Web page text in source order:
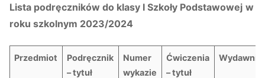
Lista podręczników do klasy I Szkoły Podstawowej w
roku szkolnym 2023/2024
Przedmiot
Podręcznik
– tytuł
Numer
wykazie
Ćwiczenia
– tytuł